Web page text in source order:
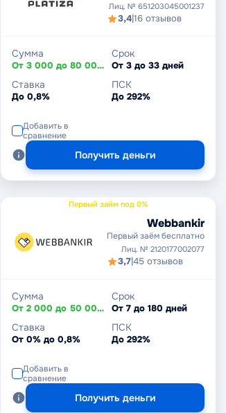
Лиц. № 651203045001237
3,4|16 отзывов
Сумма
От 3 000 до 80 000 ₽
Срок
От 3 до 33 дней
Ставка
До 0,8%
ПСК
До 292%
Добавить в
сравнение
Получить деньги
Первый займ под 0%
Webbankir
Первый заём бесплатно
Лиц. № 2120177002077
3,7|45 отзывов
Сумма
От 2 000 до 50 000 ₽
Срок
От 7 до 180 дней
Ставка
От 0% до 0,8%
ПСК
До 292%
Добавить в
сравнение
Получить деньги